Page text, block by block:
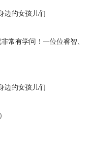
常有学问！一位位睿智、